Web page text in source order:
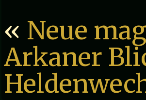
« Neue
Arkaner